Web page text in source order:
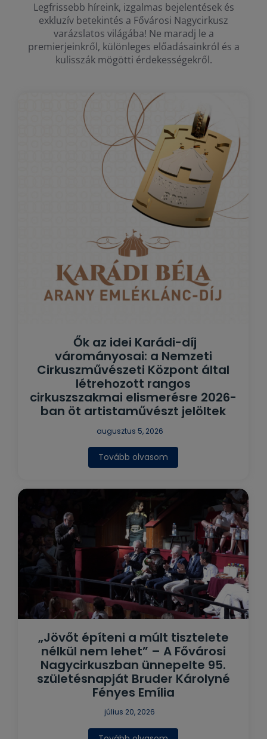
Legfrissebb híreink, izgalmas bejelentések és
exkluzív betekintés a Fővárosi Nagycirkusz
varázslatos világába! Ne maradj le a
premierjeinkről, különleges előadásainkról és a
kulisszák mögötti érdekességekről.
Ők az idei Karádi-díj
várományosai: a Nemzeti
Cirkuszművészeti Központ által
létrehozott rangos
cirkuszszakmai elismerésre 2026-
ban öt artistaművészt jelöltek
augusztus 5, 2026
Tovább olvasom
„Jövőt építeni a múlt tisztelete
nélkül nem lehet” – A Fővárosi
Nagycirkuszban ünnepelte 95.
születésnapját Bruder Károlyné
Fényes Emília
július 20, 2026